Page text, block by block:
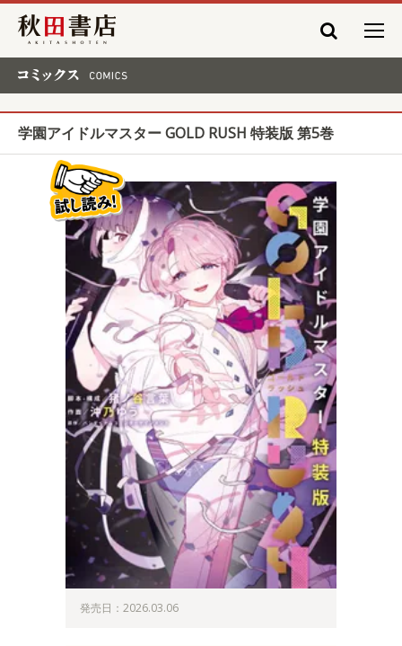
秋田書店
学園アイドルマスター GOLD RUSH 特装版 第5巻
発売日：2026.03.06